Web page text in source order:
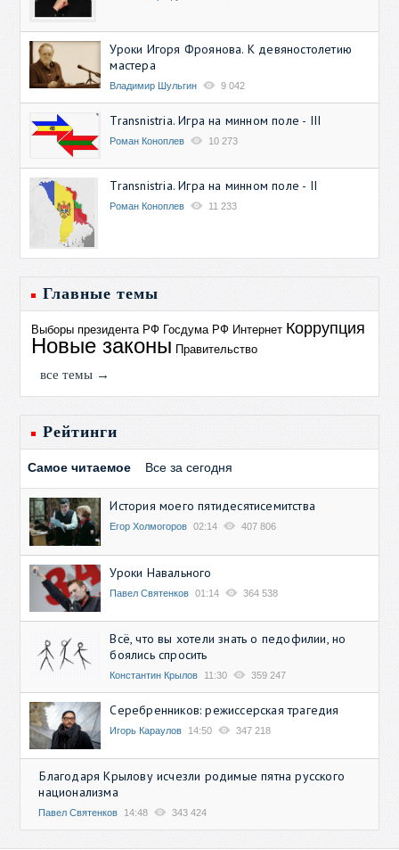
Уроки Игоря Фроянова. К девяностолетию
мастера
Владимир Шульгин 9 042
Transnistria. Игра на минном поле - III
Роман Коноплев 10 273
Transnistria. Игра на минном поле - II
Роман Коноплев 11 233
Главные темы
Выборы президента РФ Госдума РФ Интернет Коррупция
Новые законы Правительство
все темы →
Рейтинги
Самое читаемое Все за сегодня
История моего пятидесятисемитства
Егор Холмогоров 02:14 407 806
Уроки Навального
Павел Святенков 01:14 364 538
Всё, что вы хотели знать о педофилии, но
боялись спросить
Константин Крылов 11:30 359 247
Серебренников: режиссерская трагедия
Игорь Караулов 14:50 347 218
Благодаря Крылову исчезли родимые пятна русского
национализма
Павел Святенков 14:48 343 424